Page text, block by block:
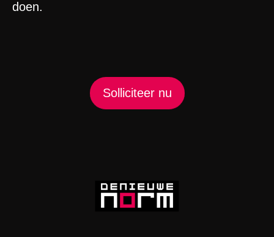
doen.
Solliciteer nu